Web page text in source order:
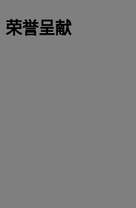
荣誉呈献